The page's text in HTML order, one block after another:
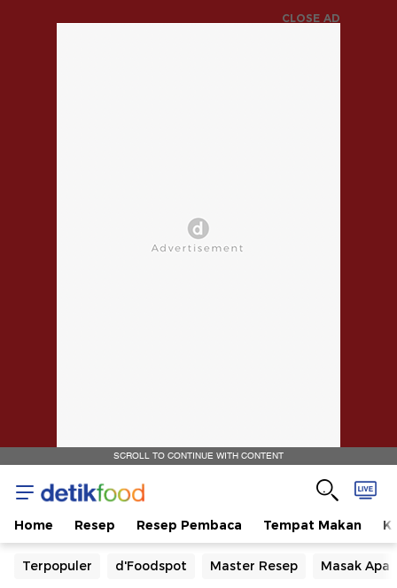
CLOSE AD
SCROLL TO CONTINUE WITH CONTENT
Home Resep Resep Pembaca Tempat Makan
Terpopuler d'Foodspot Master Resep Masak Apa